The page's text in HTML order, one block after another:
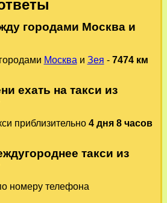
городами Москва и
Москва и Зея - 7474 км
ехать на такси из
приблизительно 4 дня 8 часов
такси из
номеру телефона